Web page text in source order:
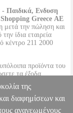
Παιδικά, Ενδυση
Greece ΑΕ
μετά την πώληση και
ίδια εταιρεία
κέντρο 211 2000
προϊόντα του
τα έξοδα
eshop
παραγγελίας!
της
διαφημίσεων και
ανανεωμένους